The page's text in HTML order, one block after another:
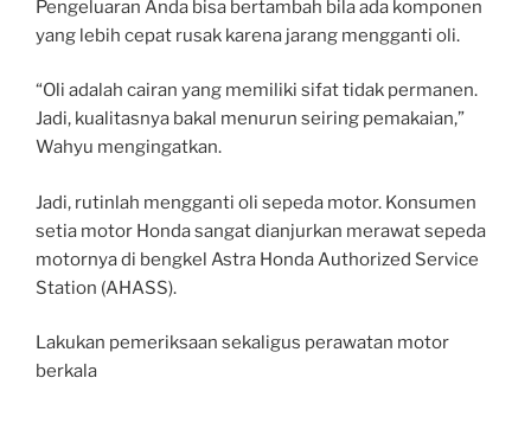
Pengeluaran Anda bisa bertambah bila ada komponen
yang lebih cepat rusak karena jarang mengganti oli.
“Oli adalah cairan yang memiliki sifat tidak permanen.
Jadi, kualitasnya bakal menurun seiring pemakaian,”
Wahyu mengingatkan.
Jadi, rutinlah mengganti oli sepeda motor. Konsumen
setia motor Honda sangat dianjurkan merawat sepeda
motornya di bengkel Astra Honda Authorized Service
Station (AHASS).
Lakukan pemeriksaan sekaligus perawatan motor
berkala